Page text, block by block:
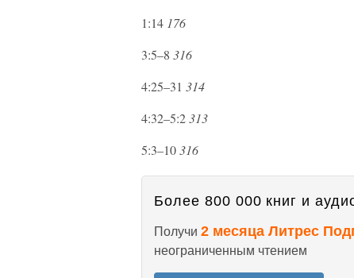
1:14 176
3:5–8 316
4:25–31 314
4:32–5:2313
5:3–10316
Более 800 000 книг и
Получи 2 месяца Литрес
неограниченным чтением